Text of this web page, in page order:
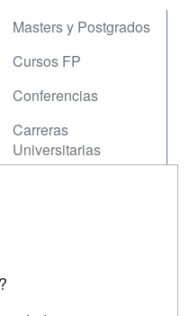
Masters y Postgrados
Cursos FP
Conferencias
Carreras
Universitarias